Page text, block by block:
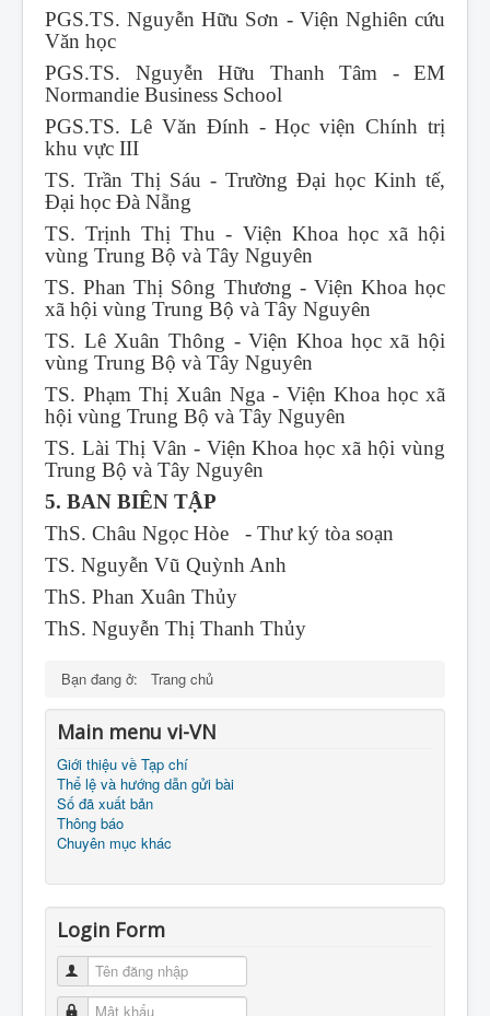
PGS.TS. Nguyễn Hữu Sơn - Viện Nghiên cứu
Văn học
PGS.TS. Nguyễn Hữu Thanh Tâm - EM
Normandie Business School
PGS.TS. Lê Văn Đính - Học viện Chính trị
khu vực III
TS. Trần Thị Sáu - Trường Đại học Kinh tế,
Đại học Đà Nẵng
TS. Trịnh Thị Thu - Viện Khoa học xã hội
vùng Trung Bộ và Tây Nguyên
TS. Phan Thị Sông Thương - Viện Khoa học
xã hội vùng Trung Bộ và Tây Nguyên
TS. Lê Xuân Thông - Viện Khoa học xã hội
vùng Trung Bộ và Tây Nguyên
TS. Phạm Thị Xuân Nga - Viện Khoa học xã
hội vùng Trung Bộ và Tây Nguyên
TS. Lài Thị Vân - Viện Khoa học xã hội vùng
Trung Bộ và Tây Nguyên
5. BAN BIÊN TẬP
ThS. Châu Ngọc Hòe - Thư ký tòa soạn
TS. Nguyễn Vũ Quỳnh Anh
ThS. Phan Xuân Thủy
ThS. Nguyễn Thị Thanh Thủy
Bạn đang ở: Trang chủ
Main menu vi-VN
Giới thiệu về Tạp chí
Thể lệ và hướng dẫn gửi bài
Số đã xuất bản
Thông báo
Chuyên mục khác
Login Form
Tên đăng nhập
Mật khẩu